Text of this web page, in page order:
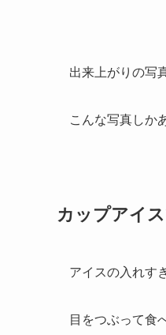
出来上がりの写
こんな写真しか
カップアイ
アイスの入れす
目をつぶって食